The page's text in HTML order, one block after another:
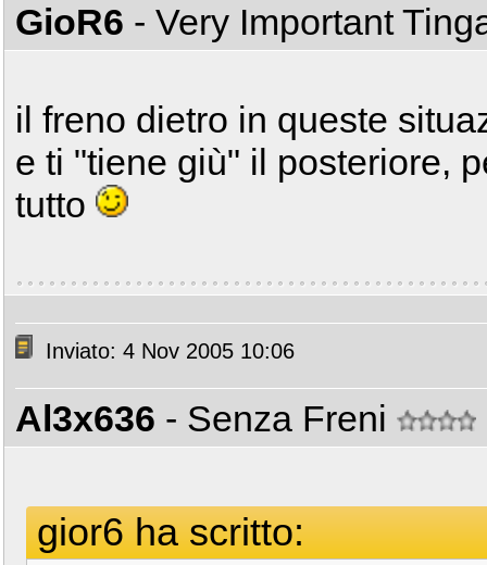
GioR6 - Very Important
il freno dietro in queste
e ti "tiene giù" il posteriore,
tutto
Inviato: 4 Nov 2005 10:06
Al3x636 - Senza Freni
gior6 ha scritto: